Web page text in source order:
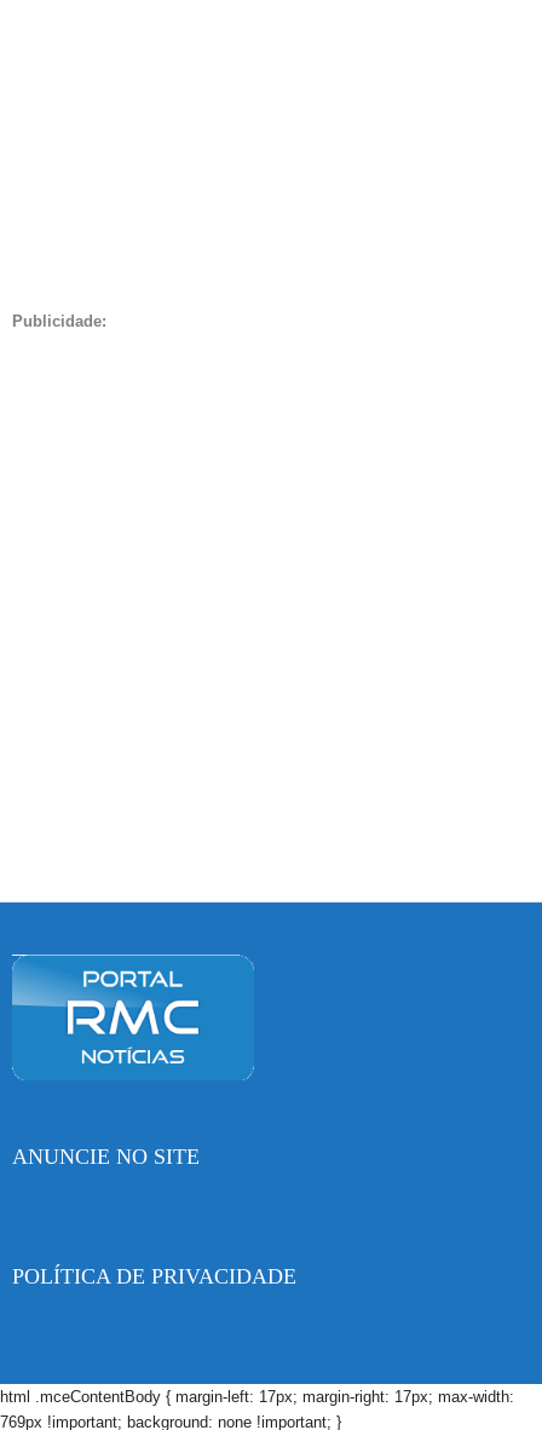
Publicidade:
ANUNCIE NO SITE
POLÍTICA DE PRIVACIDADE
html .mceContentBody { margin-left: 17px; margin-right: 17px; max-width:
769px !important; background: none !important; }